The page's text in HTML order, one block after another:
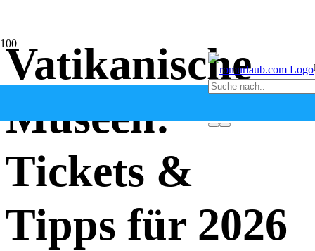
Vatikanische
Museen:
Tickets &
Tipps für 2026